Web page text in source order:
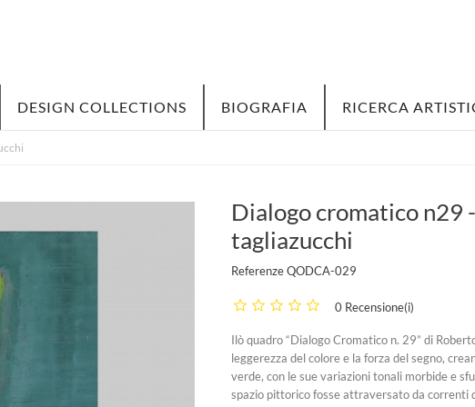
DESIGN COLLECTIONS BIOGRAFIA RICERCA
Dialogo cromatico n29
tagliazucchi
ReferenzeQODCA-029
0 Recensione(i)
Ilò quadro “Dialogo Cromatico n. 29” di
leggerezza del colore e la forza del segno,
verde, con le sue variazioni tonali morbide e
spazio pittorico fosse attraversato da correnti